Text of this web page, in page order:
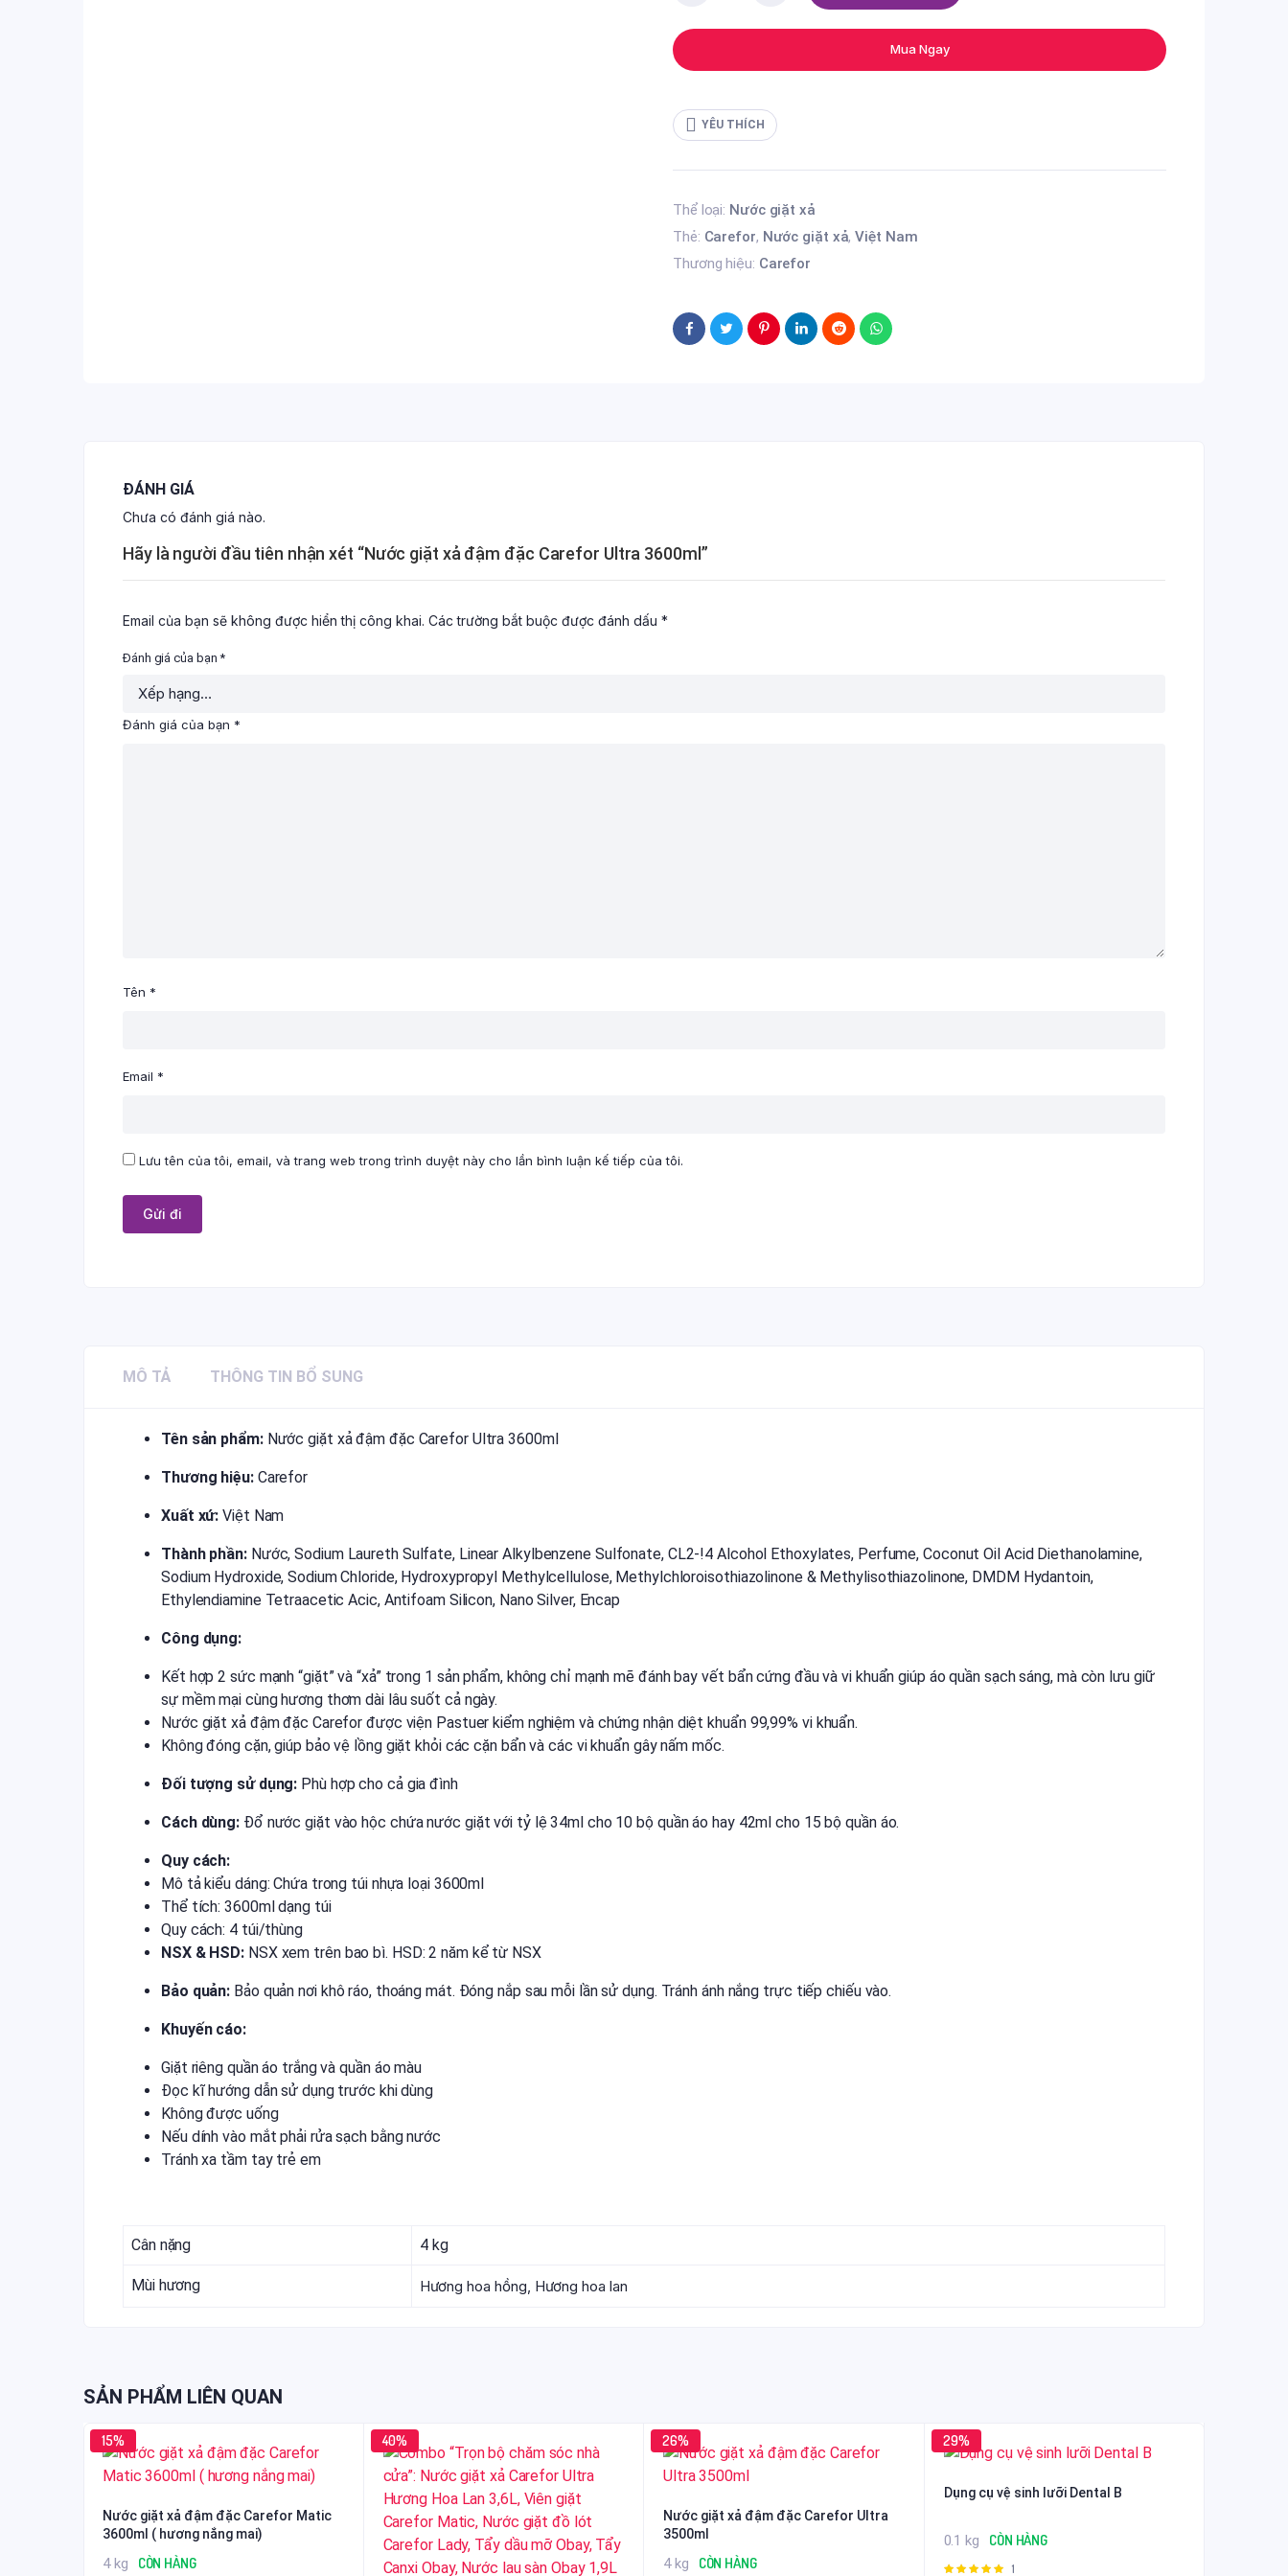
xả
đậm
đặc
3600ml
quantity
Mua Ngay
YÊU THÍCH
Thể loại: Nước giặt xả
Thẻ: Carefor, Nước giặt xả,Việt Nam
Thương hiệu: Carefor
ĐÁNH GIÁ
Chưa có đánh giá nào.
Hãy là người đầu tiên nhận xét “Nước giặt xả đậm đặc Carefor Ultra 3600ml”
Email của bạn sẽ không được hiển thị công khai. Các trường bắt buộc được đánh dấu *
Đánh giá của bạn*
Đánh giá của bạn *
Tên *
Email *
Lưu tên của tôi, email, và trang web trong trình duyệt này cho lần bình luận kế tiếp của tôi.
MÔ TẢ THÔNG TIN BỔ SUNG
Tên sản phẩm:Nước giặt xả đậm đặc Carefor Ultra 3600ml
Thương hiệu: Carefor
Xuất xứ:Việt Nam
Thành phần: Nước, Sodium Laureth Sulfate, Linear Alkylbenzene Sulfonate, CL2-!4 Alcohol Ethoxylates, Perfume, Coconut Oil Acid Diethanolamine,
Sodium Hydroxide, Sodium Chloride, Hydroxypropyl Methylcellulose, Methylchloroisothiazolinone & Methylisothiazolinone, DMDM Hydantoin,
Ethylendiamine Tetraacetic Acic, Antifoam Silicon, Nano Silver, Encap
Công dụng:
Kết hợp 2 sức mạnh “giặt” và “xả” trong 1 sản phẩm, không chỉ mạnh mẽ đánh bay vết bẩn cứng đầu và vi khuẩn giúp áo quần sạch sáng, mà còn lưu giữ
sự mềm mại cùng hương thơm dài lâu suốt cả ngày.
Nước giặt xả đậm đặc Carefor được viện Pastuer kiểm nghiệm và chứng nhận diệt khuẩn 99,99% vi khuẩn.
Không đóng cặn, giúp bảo vệ lồng giặt khỏi các cặn bẩn và các vi khuẩn gây nấm mốc.
Đối tượng sử dụng: Phù hợp cho cả gia đình
Cách dùng: Đổ nước giặt vào hộc chứa nước giặt với tỷ lệ 34ml cho 10 bộ quần áo hay 42ml cho 15 bộ quần áo.
Quy cách:
Mô tả kiểu dáng: Chứa trong túi nhựa loại 3600ml
Thể tích: 3600ml dạng túi
Quy cách: 4 túi/thùng
NSX & HSD: NSX xem trên bao bì. HSD: 2 năm kể từ NSX
Bảo quản: Bảo quản nơi khô ráo, thoáng mát. Đóng nắp sau mỗi lần sử dụng. Tránh ánh nắng trực tiếp chiếu vào.
Khuyến cáo:
Giặt riêng quần áo trắng và quần áo màu
Đọc kĩ hướng dẫn sử dụng trước khi dùng
Không được uống
Nếu dính vào mắt phải rửa sạch bằng nước
Tránh xa tầm tay trẻ em
Cân nặng 4 kg
Mùi hương Hương hoa hồng, Hương hoa lan
SẢN PHẨM LIÊN QUAN
15%
Nước giặt xả đậm đặc Carefor Matic
3600ml ( hương nắng mai)
4 kg CÒN HÀNG
40% 26%
Nước giặt xả đậm đặc Carefor Ultra
3500ml
4 kg CÒN HÀNG
29%
Dụng cụ vệ sinh lưỡi Dental B
0.1 kg CÒN HÀNG
Được
1